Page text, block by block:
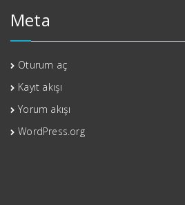
Meta
Oturum aç
Kayıt akışı
Yorum akışı
WordPress.org